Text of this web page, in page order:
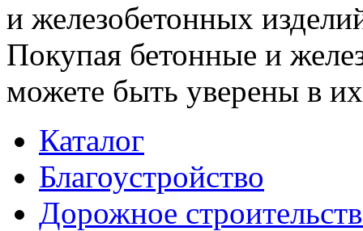
и железобетонных
Покупая бетонные и
можете быть уверены в их
Каталог
Благоустройство
Дорожное